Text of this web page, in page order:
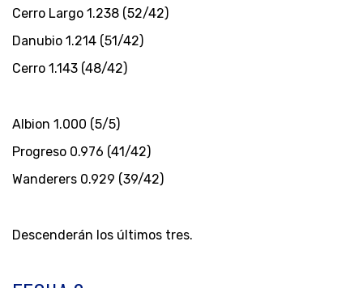
Cerro Largo 1.238 (52/42)
Danubio 1.214 (51/42)
Cerro 1.143 (48/42)
Albion 1.000 (5/5)
Progreso 0.976 (41/42)
Wanderers 0.929 (39/42)
Descenderán los últimos tres.